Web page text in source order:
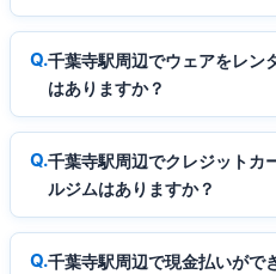
千葉寺駅周辺でウェアをレン
はありますか？
千葉寺駅周辺でクレジットカ
ルジムはありますか？
千葉寺駅周辺で現金払いがで